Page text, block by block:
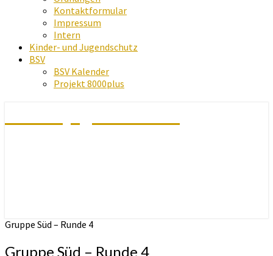
Kontaktformular
Impressum
Intern
Kinder- und Jugendschutz
BSV
BSV Kalender
Projekt 8000plus
Gruppe Süd – Runde 4
Gruppe Süd – Runde 4